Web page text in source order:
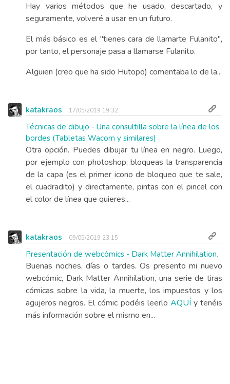
Hay varios métodos que he usado, descartado, y
seguramente, volveré a usar en un futuro.
El más básico es el "tienes cara de llamarte Fulanito",
por tanto, el personaje pasa a llamarse Fulanito.
Alguien (creo que ha sido Hutopo) comentaba lo de la...
katakraos 17/05/2019 19:32
Técnicas de dibujo - Una consultilla sobre la línea de los
bordes (Tabletas Wacom y similares)
Otra opción. Puedes dibujar tu línea en negro. Luego,
por ejemplo con photoshop, bloqueas la transparencia
de la capa (es el primer icono de bloqueo que te sale,
el cuadradito) y directamente, pintas con el pincel con
el color de línea que quieres...
katakraos 09/05/2019 23:15
Presentación de webcómics - Dark Matter Annihilation.
Buenas noches, días o tardes. Os presento mi nuevo
webcómic, Dark Matter Annihilation, una serie de tiras
cómicas sobre la vida, la muerte, los impuestos y los
agujeros negros. El cómic podéis leerlo AQUÍ y tenéis
más información sobre el mismo en...